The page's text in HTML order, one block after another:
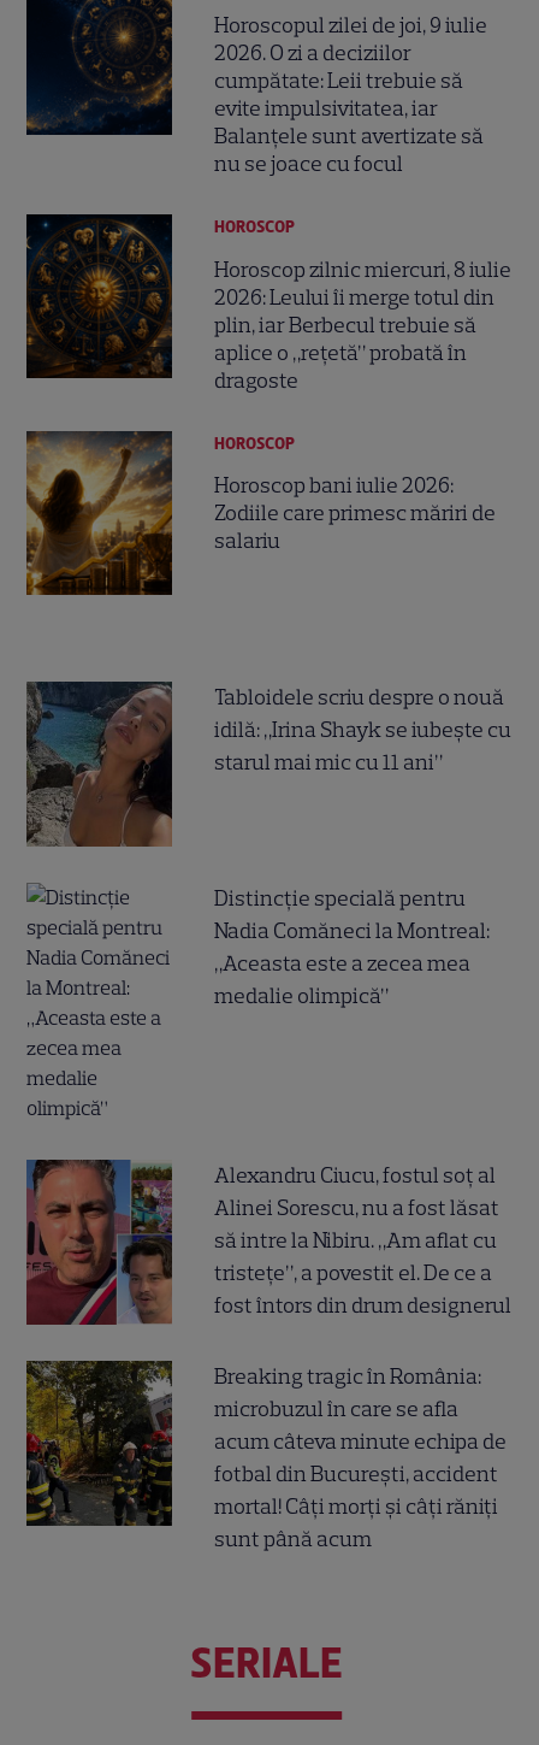
Horoscopul zilei de joi, 9 iulie
2026. O zi a deciziilor
cumpătate: Leii trebuie să
evite impulsivitatea, iar
Balanțele sunt avertizate să
nu se joace cu focul
HOROSCOP
Horoscop zilnic miercuri, 8 iulie
2026: Leului îi merge totul din
plin, iar Berbecul trebuie să
aplice o „rețetă” probată în
dragoste
HOROSCOP
Horoscop bani iulie 2026:
Zodiile care primesc măriri de
salariu
Tabloidele scriu despre o nouă
idilă: „Irina Shayk se iubește cu
starul mai mic cu 11 ani”
Distincție specială pentru
Nadia Comăneci la Montreal:
„Aceasta este a zecea mea
medalie olimpică”
Alexandru Ciucu, fostul soț al
Alinei Sorescu, nu a fost lăsat
să intre la Nibiru. „Am aflat cu
tristețe”, a povestit el. De ce a
fost întors din drum designerul
Breaking tragic în România:
microbuzul în care se afla
acum câteva minute echipa de
fotbal din București, accident
mortal! Câți morți și câți răniți
sunt până acum
SERIALE